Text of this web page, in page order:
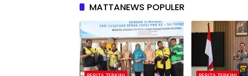
MATTANEWS POPULER